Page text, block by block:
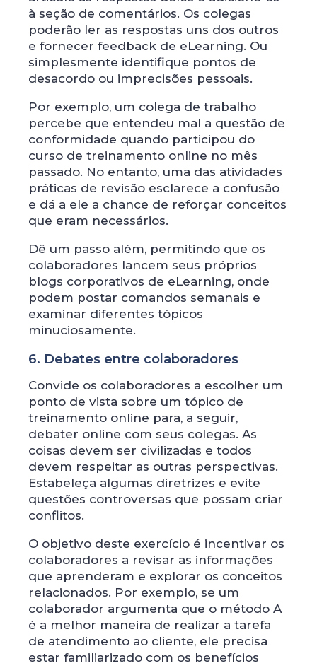
à seção de comentários. Os colegas
poderão ler as respostas uns dos outros
e fornecer feedback de eLearning. Ou
simplesmente identifique pontos de
desacordo ou imprecisões pessoais.
Por exemplo, um colega de trabalho
percebe que entendeu mal a questão de
conformidade quando participou do
curso de treinamento online no mês
passado. No entanto, uma das atividades
práticas de revisão esclarece a confusão
e dá a ele a chance de reforçar conceitos
que eram necessários.
Dê um passo além, permitindo que os
colaboradores lancem seus próprios
blogs corporativos de eLearning, onde
podem postar comandos semanais e
examinar diferentes tópicos
minuciosamente.
6. Debates entre colaboradores
Convide os colaboradores a escolher um
ponto de vista sobre um tópico de
treinamento online para, a seguir,
debater online com seus colegas. As
coisas devem ser civilizadas e todos
devem respeitar as outras perspectivas.
Estabeleça algumas diretrizes e evite
questões controversas que possam criar
conflitos.
O objetivo deste exercício é incentivar os
colaboradores a revisar as informações
que aprenderam e explorar os conceitos
relacionados. Por exemplo, se um
colaborador argumenta que o método A
é a melhor maneira de realizar a tarefa
de atendimento ao cliente, ele precisa
estar familiarizado com os benefícios